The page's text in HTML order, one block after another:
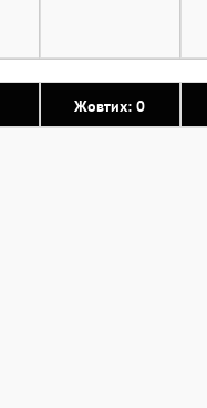
Жовтих: 0